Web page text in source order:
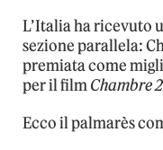
L’Italia ha ricevuto
sezione parallela:
premiata come
per il filmChambre
Ecco il palmarès